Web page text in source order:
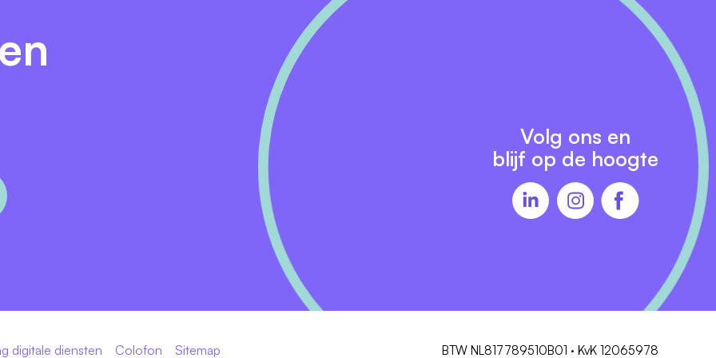
te…
55 volgens de cao GGZ (€ 4.000 - € 5.294 bij een 36-
in de vorm van een levensfasebudget bij een fulltime
een fulltime dienstverband, waarbij 1 juli van elk jaar als
GGZ mooie voordelen voor jou, denk hierbij aan kortingen
Volg ons en
blijf op de hoogte
digitale diensten Colofon Sitemap BTW NL817789510B01 · KvK 12065978